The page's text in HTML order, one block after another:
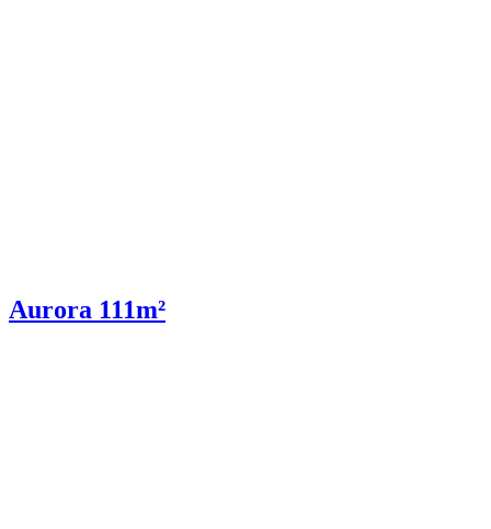
Aurora 111m²